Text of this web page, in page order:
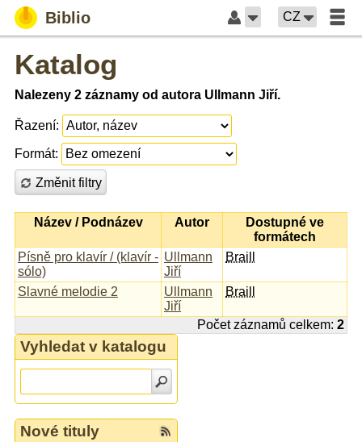
Biblio CZ
Katalog
Nalezeny 2 záznamy od autora Ullmann Jiří.
Řazení:
Formát:
Změnit filtry
Název / Podnázev Autor
Dostupné ve
formátech
Písně pro klavír / (klavír -
sólo)
Ullmann
Jiří
Braill
Slavné melodie 2
Ullmann
Jiří
Braill
Počet záznamů celkem: 2
Vyhledat v katalogu
Nové tituly